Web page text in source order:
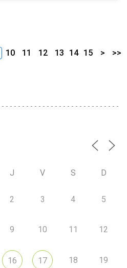
10 11 12 13 14 15 > >>
J V S D
2 3 4 5
9 10 11 12
16 17 18 19